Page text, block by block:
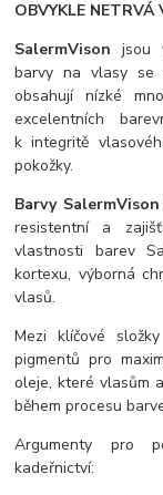
OBVYKLE NETRVÁ
SalermVison jsou
barvy na vlasy se
obsahují nízké
excelentních
k integritě
pokožky.
Barvy SalermVison
resistentní a
vlastnosti barev
kortexu, výborná
vlasů.
Mezi klíčové
pigmentů pro
oleje, které vlasům
během procesu
Argumenty pro
kadeřnictví: